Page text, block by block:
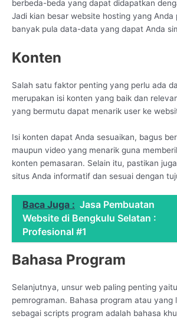
berbeda-beda yang dapat didapatkan
Jadi kian besar website hosting yang Anda
banyak pula data-data yang dapat Anda
Konten
Salah satu faktor penting yang perlu ada
merupakan isi konten yang baik dan
yang bermutu dapat menarik user ke
Isi konten dapat Anda sesuaikan, bagus
maupun video yang menarik guna
konten pemasaran. Selain itu, pastikan
situs Anda informatif dan sesuai dengan
Baca Juga : Jasa Pembuatan
Website di Bengkulu Selatan :
Profesional #1
Bahasa Program
Selanjutnya, unsur web paling penting
pemrograman. Bahasa program atau yang
sebagai scripts program adalah bahasa